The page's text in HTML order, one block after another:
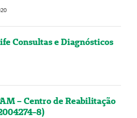
Consultas e Diagnósticos
– Centro de Reabilitação
8)